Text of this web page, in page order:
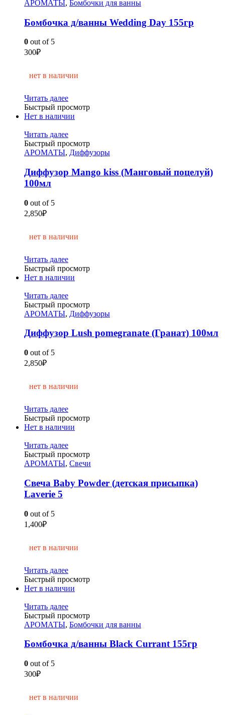
АРОМАТЫ, Бомбочки для ванны
Бомбочка д/ванны Wedding Day 155гр
0 out of 5
300₽
нет в наличии
Читать далее
Быстрый просмотр
Нет в наличии
Читать далее
Быстрый просмотр
АРОМАТЫ, Диффузоры
Диффузор Mango kiss (Манговый поцелуй)
100мл
0 out of 5
2,850₽
нет в наличии
Читать далее
Быстрый просмотр
Нет в наличии
Читать далее
Быстрый просмотр
АРОМАТЫ, Диффузоры
Диффузор Lush pomegranate (Гранат) 100мл
0 out of 5
2,850₽
нет в наличии
Читать далее
Быстрый просмотр
Нет в наличии
Читать далее
Быстрый просмотр
АРОМАТЫ, Свечи
Свеча Baby Powder (детская присыпка)
Laverie 5
0 out of 5
1,400₽
нет в наличии
Читать далее
Быстрый просмотр
Нет в наличии
Читать далее
Быстрый просмотр
АРОМАТЫ, Бомбочки для ванны
Бомбочка д/ванны Black Currant 155гр
0 out of 5
300₽
нет в наличии